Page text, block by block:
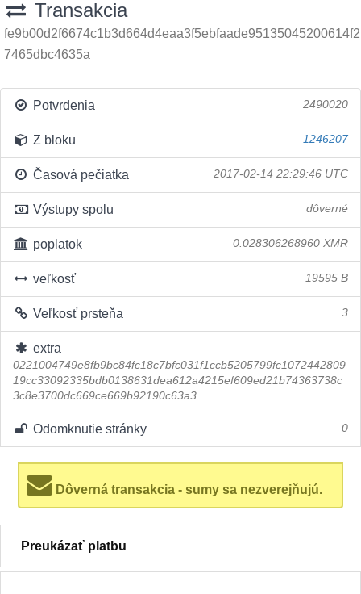
Transakcia
fe9b00d2f6674c1b3d664d4eaa3f5ebfaade95135045200614f2
7465dbc4635a
Potvrdenia 2490020
Z bloku 1246207
Časová pečiatka 2017-02-14 22:29:46 UTC
Výstupy spolu dôverné
poplatok 0.028306268960 XMR
veľkosť 19595 B
Veľkosť prsteňa 3
extra
0221004749e8fb9bc84fc18c7bfc031f1ccb5205799fc1072442809
19cc33092335bdb0138631dea612a4215ef609ed21b74363738c
3c8e3700dc669ce669b92190c63a3
Odomknutie stránky 0
Dôverná transakcia - sumy sa nezverejňujú.
Preukázať platbu